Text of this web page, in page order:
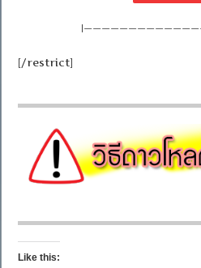
[/restrict]
Like this: